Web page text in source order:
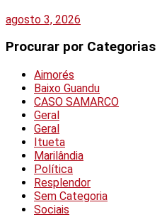
agosto 3, 2026
Procurar por Categorias
Aimorés
Baixo Guandu
CASO SAMARCO
Geral
Geral
Itueta
Marilândia
Política
Resplendor
Sem Categoria
Sociais